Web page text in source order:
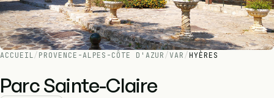
ACCUEIL/ PROVENCE-ALPES-CÔTE D'AZUR /VAR / HYÈRES
Parc Sainte-Claire